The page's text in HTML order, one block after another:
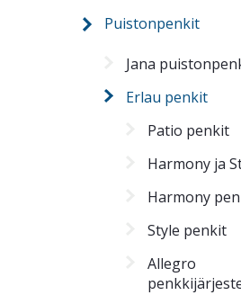
Puistonpenkit
Jana
Erlau penkit
Patio penkit
Harmony ja
Harmony
Style penkit
Allegro